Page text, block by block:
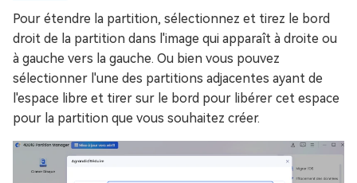
Pour étendre la partition, sélectionnez et tirez le bord
droit de la partition dans l'image qui apparaît à droite ou
à gauche vers la gauche. Ou bien vous pouvez
sélectionner l'une des partitions adjacentes ayant de
l'espace libre et tirer sur le bord pour libérer cet espace
pour la partition que vous souhaitez créer.